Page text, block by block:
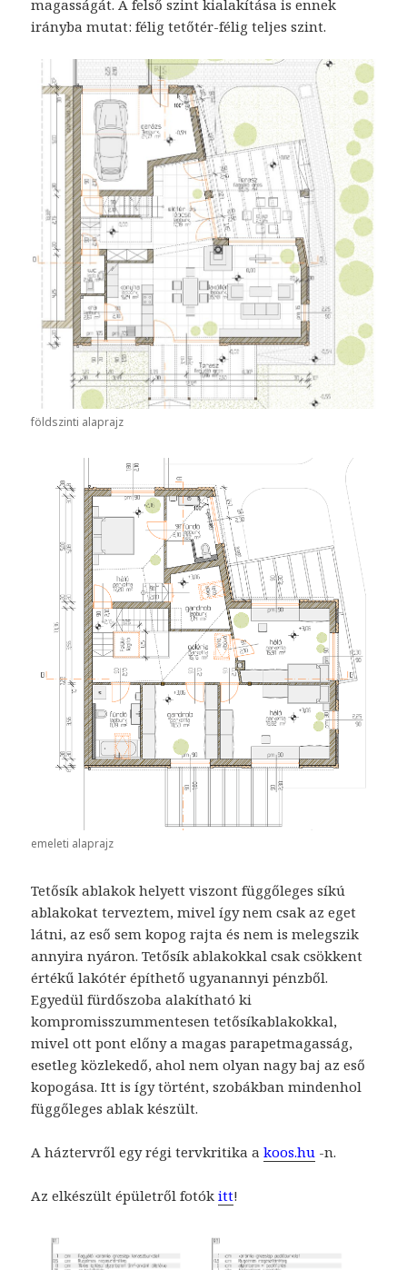
magasságát. A felső szint kialakítása is ennek
irányba mutat: félig tetőtér-félig teljes szint.
földszinti alaprajz
emeleti alaprajz
Tetősík ablakok helyett viszont függőleges síkú
ablakokat terveztem, mivel így nem csak az eget
látni, az eső sem kopog rajta és nem is melegszik
annyira nyáron. Tetősík ablakokkal csak csökkent
értékű lakótér építhető ugyanannyi pénzből.
Egyedül fürdőszoba alakítható ki
kompromisszummentesen tetősíkablakokkal,
mivel ott pont előny a magas parapetmagasság,
esetleg közlekedő, ahol nem olyan nagy baj az eső
kopogása. Itt is így történt, szobákban mindenhol
függőleges ablak készült.
A háztervről egy régi tervkritika akoos.hu -n.
Az elkészült épületről fotókitt!